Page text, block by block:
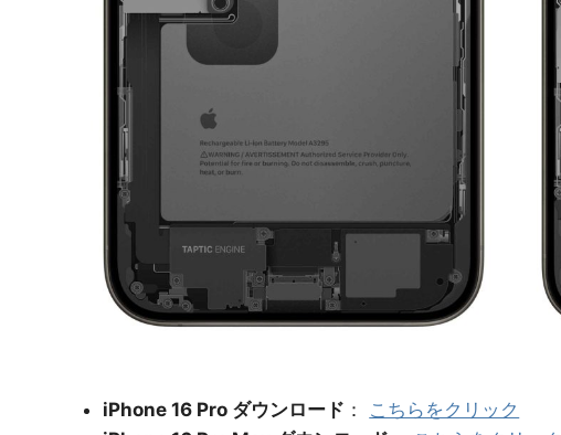
iPhone 16 Pro ダウンロード ： こちらをクリック